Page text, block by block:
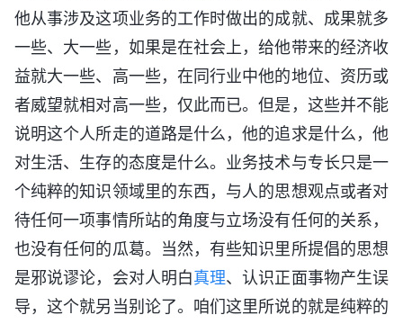
他从事涉及这项业务的工作时做出的成就、成果就多
一些、大一些，如果是在社会上，给他带来的经济收
益就大一些、高一些，在同行业中他的地位、资历或
者威望就相对高一些，仅此而已。但是，这些并不能
说明这个人所走的道路是什么，他的追求是什么，他
对生活、生存的态度是什么。业务技术与专长只是一
个纯粹的知识领域里的东西，与人的思想观点或者对
待任何一项事情所站的角度与立场没有任何的关系，
也没有任何的瓜葛。当然，有些知识里所提倡的思想
是邪说谬论，会对人明白真理、认识正面事物产生误
导，这个就另当别论了。咱们这里所说的就是纯粹的